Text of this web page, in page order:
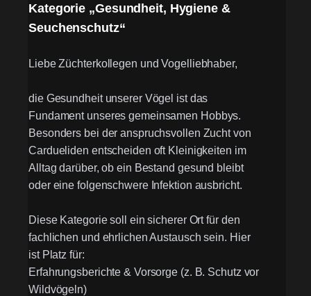
Kategorie „Gesundheit, Hygiene &
Seuchenschutz“
Liebe Züchterkollegen und Vogelliebhaber,
die Gesundheit unserer Vögel ist das
Fundament unseres gemeinsamen Hobbys.
Besonders bei der anspruchsvollen Zucht von
Cardueliden entscheiden oft Kleinigkeiten im
Alltag darüber, ob ein Bestand gesund bleibt
oder eine folgenschwere Infektion ausbricht.
Diese Kategorie soll ein sicherer Ort für den
fachlichen und ehrlichen Austausch sein. Hier
ist Platz für:
Erfahrungsberichte & Vorsorge (z. B. Schutz vor
Wildvögeln)